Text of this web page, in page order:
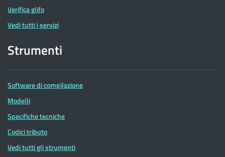
Verifica glifo
Vedi tutti i servizi
Strumenti
Software di compilazione
Modelli
Specifiche tecniche
Codici tributo
Vedi tutti gli strumenti